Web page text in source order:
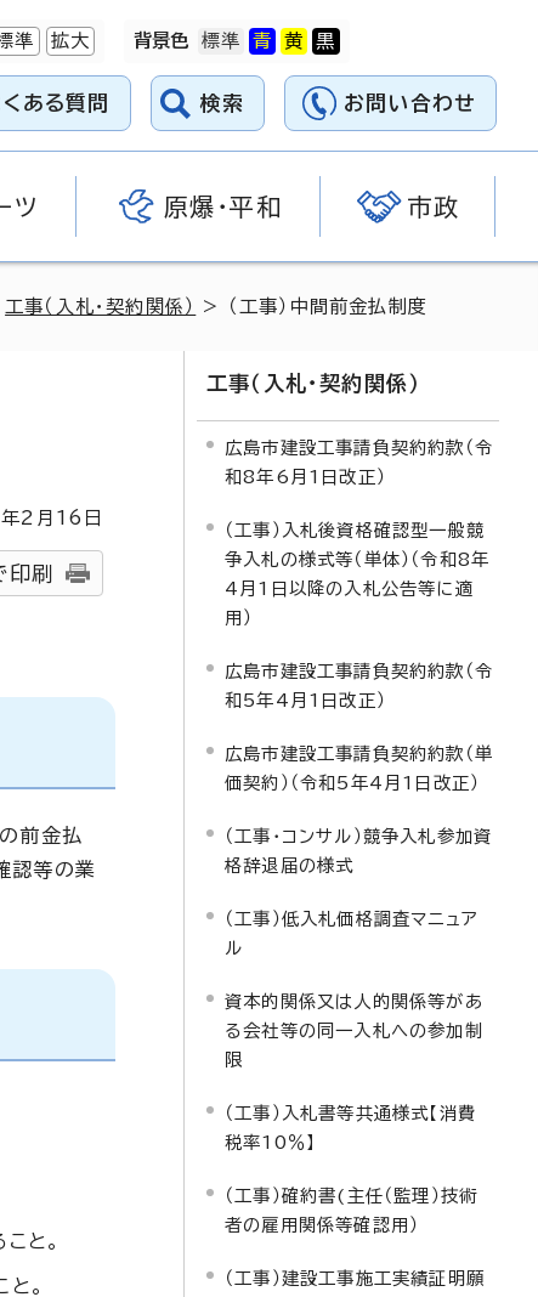
準 拡大 背景色
ある質問 検索 お問い合わせ
ツ 原爆・平和 市政
工事（入札・契約関係） > （工事）中間前金払制度
年2月 16 日
印刷
前金払
認等の業
と。
。
工事（入札・契約関係）
広島市建設工事請負契約約款（令
和8年6月1日改正）
（工事）入札後資格確認型一般競
争入札の様式等（単体）（令和8年
4月1日以降の入札公告等に適
用）
広島市建設工事請負契約約款（令
和5年4月1日改正）
広島市建設工事請負契約約款（単
価契約）（令和5年4月1日改正）
（工事・コンサル）競争入札参加資
格辞退届の様式
（工事）低入札価格調査マニュア
ル
資本的関係又は人的関係等があ
る会社等の同一入札への参加制
限
（工事）入札書等共通様式【消費
税率10％】
（工事）確約書(主任（監理）技術
者の雇用関係等確認用）
（工事）建設工事施工実績証明願